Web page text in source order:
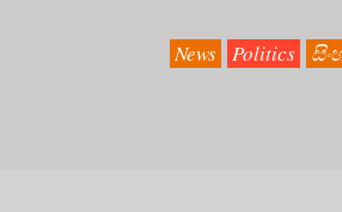
News Politics